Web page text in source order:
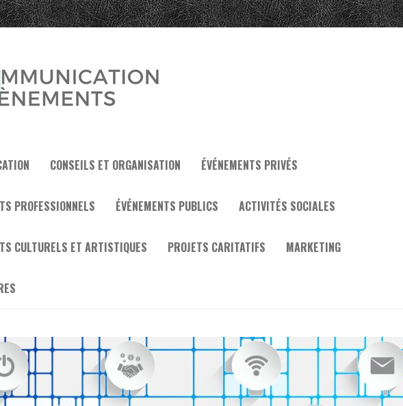
CONSEILS ET ORGANISATION ÉVÉNEMENTS PRIVÉS
PROFESSIONNELS ÉVÉNEMENTS PUBLICS ACTIVITÉS SOCIALES
CULTURELS ET ARTISTIQUES PROJETS CARITATIFS MARKETING